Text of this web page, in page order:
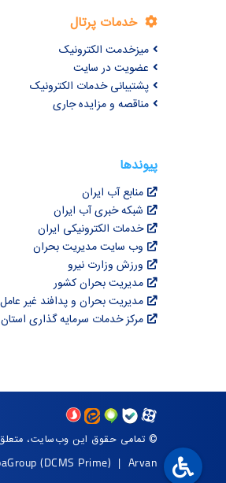
خدمات پرتال
میزخدمت الکترونیک
عضویت در سایت
پشتیبانی خدمات الکترونیک
مناقصه و مزایده جاری
پیوندها
منابع آب ایران
شبکه خبری آب ایران
خدمات الکترونیکی ایران
وب سایت مدیریت بحران
ورزش وزارت نیرو
مدیریت بحران کشور
مدیریت بحران و پدافند غیر عامل
مرکز خدمات سرمایه گذاری
© تمامی حقوق این وب‌سایت،
(DCMS Prime) | Arvan